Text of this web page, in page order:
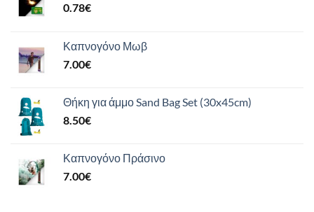
0.78€
Καπνογόνο Μωβ
7.00€
Θήκη για άμμο Sand Bag Set (30x45cm)
8.50€
Καπνογόνο Πράσινο
7.00€